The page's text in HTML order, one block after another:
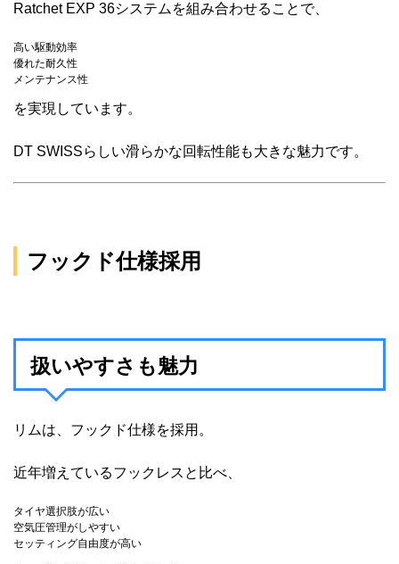
Ratchet EXP 36システムを組み合わせることで、
高い駆動効率
優れた耐久性
メンテナンス性
を実現しています。
DT SWISSらしい滑らかな回転性能も大きな魅力です。
フックド仕様採用
扱いやすさも魅力
リムは、フックド仕様を採用。
近年増えているフックレスと比べ、
タイヤ選択肢が広い
空気圧管理がしやすい
セッティング自由度が高い